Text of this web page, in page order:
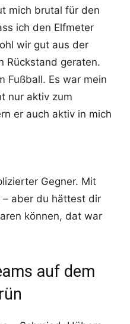
mich brutal für den
ich den Elfmeter
wir gut aus der
Rückstand geraten.
Fußball. Es war mein
nur aktiv zum
er auch aktiv in mich
Gegner. Mit
– aber du hättest dir
können, dat war
auf dem